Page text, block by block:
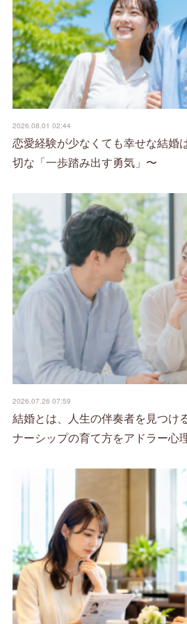
2026.08.01 02:44
恋愛経験が少なくても幸せな結婚
切な「一歩踏み出す勇気」〜
2026.07.26 07:59
結婚とは、人生の伴奏者を見つけ
ナーシップの育て方をアドラー心